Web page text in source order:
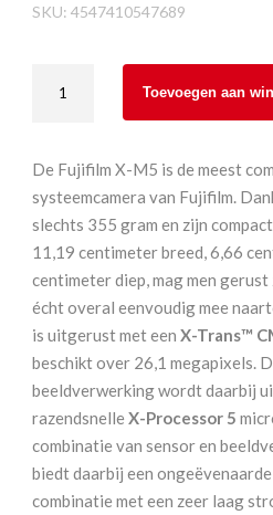
SKU: 4547410547689
Body
zwart
aantal
Toevoegen aan
De Fujifilm X-M5 is de meest
systeemcamera van Fujifilm.
slechts 355 gram en zijn
11,19 centimeter breed, 6,66
centimeter diep, mag men
écht overal eenvoudig mee
is uitgerust met een X-Trans™
beschikt over 26,1 megapixels.
beeldverwerking wordt daarbij
razendsnelle X-Processor 5
combinatie van sensor en
biedt daarbij een
combinatie met een zeer laag